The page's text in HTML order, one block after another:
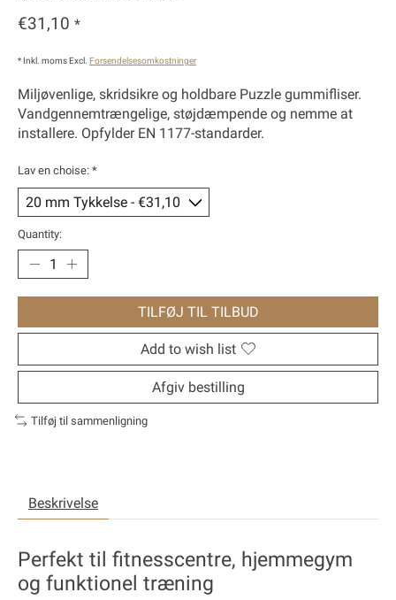
€31,10 *
* Inkl. moms Excl. Forsendelsesomkostninger
Miljøvenlige, skridsikre og holdbare Puzzle gummifliser.
Vandgennemtrængelige, støjdæmpende og nemme at
installere. Opfylder EN 1177-standarder.
Lav en choise: *
Quantity:
TILFØJ TIL TILBUD
Add to wish list
Afgiv bestilling
Tilføj til sammenligning
Beskrivelse
Perfekt til fitnesscentre, hjemmegym
og funktionel træning